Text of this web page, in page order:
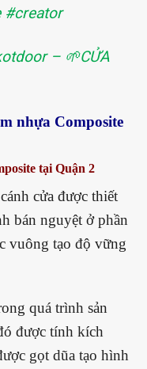
#creator
– 🌱CỬA
nhựa Composite
tại Quận 2
cửa được thiết
bán nguyệt ở phần
vuông tạo độ vững
quá trình sản
được tính kích
gọt dũa tạo hình